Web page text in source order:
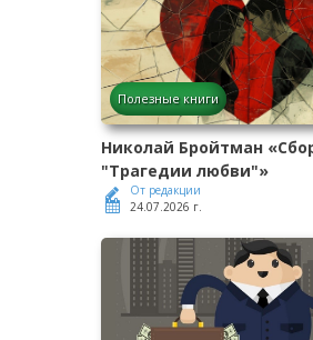
Полезные книги
Николай Бройтман
"Трагедии любви"»
От редакции
24.07.2026 г.